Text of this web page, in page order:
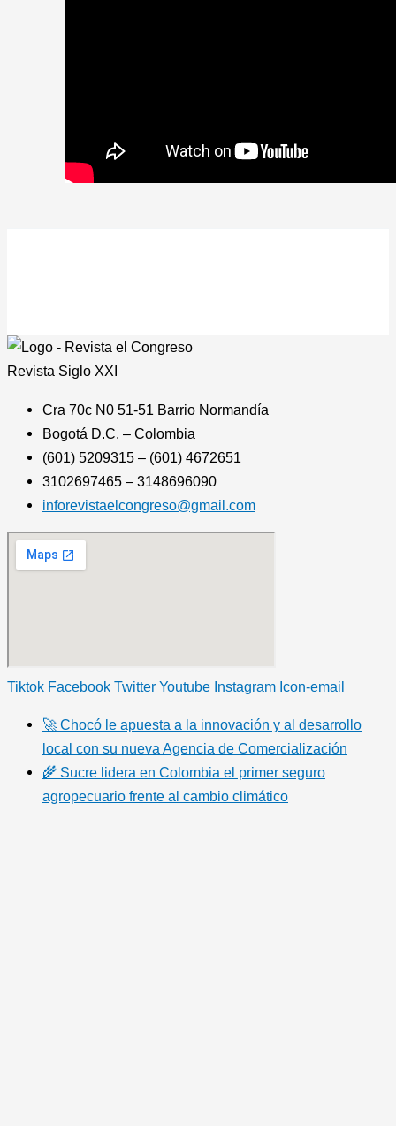
Revista Siglo XXI
Cra 70c N0 51-51 Barrio Normandía
Bogotá D.C. – Colombia
(601) 5209315 – (601) 4672651
3102697465 – 3148696090
inforevistaelcongreso@gmail.com
Tiktok Facebook Twitter Youtube Instagram Icon-email
🚀 Chocó le apuesta a la innovación y al desarrollo
local con su nueva Agencia de Comercialización
🌾 Sucre lidera en Colombia el primer seguro
agropecuario frente al cambio climático